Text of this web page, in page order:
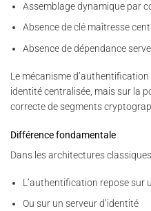
Assemblage dynamique par
Absence de clé maîtresse
Absence de dépendance
Le mécanisme
identité centralisée, mais sur la
correcte de segments
Différence fondamentale
Dans les architectures
L’authentification repose sur
Ou sur un serveur d’identité